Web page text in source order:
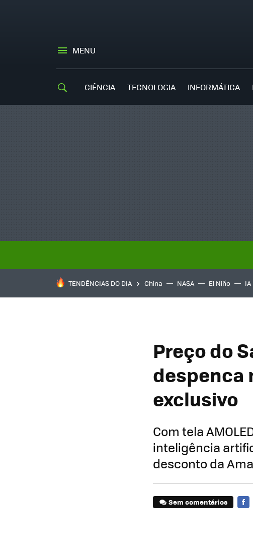
MENU
CIÊNCIA TECNOLOGIA INFORMÁTICA
TENDÊNCIAS DO DIA China NASA El Niño IA
Preço do
despenca
exclusivo
Com tela
inteligência
desconto da
Sem comentários